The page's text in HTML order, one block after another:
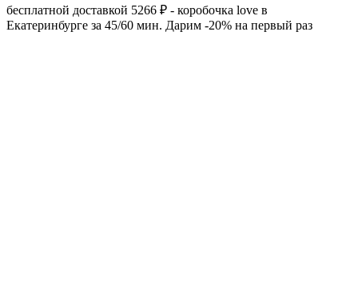
бесплатной доставкой 5266 ₽ - коробочка love в
Екатеринбурге за 45/60 мин. Дарим -20% на первый раз